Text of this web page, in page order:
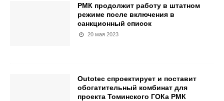
РМК продолжит работу в штатном
режиме после включения в
санкционный список
20 мая 2023
Outotec спроектирует и поставит
обогатительный комбинат для
проекта Томинского ГОКа РМК